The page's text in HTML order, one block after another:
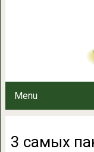
Menu
3 самых